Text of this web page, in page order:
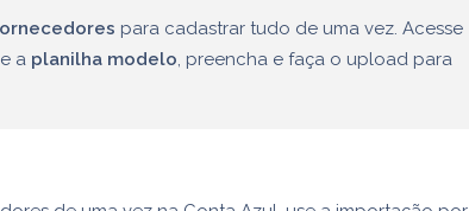
para cadastrar tudo de uma vez. Acesse
a planilha modelo, preencha e faça o upload para